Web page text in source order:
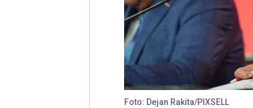
Foto: Dejan Rakita/PIXSELL